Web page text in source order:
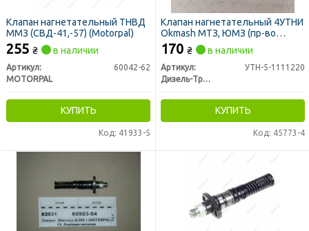
Клапан нагнетательный ТНВД
ММЗ (СВД-41,-57) (Motorpal)
255 ₴ в наличии
Артикул:
60042-62
MOTORPAL
КУПИТЬ
Код: 41933-5
Клапан нагнетательный 4УТНИ
Okmash МТЗ, ЮМЗ (пр-во
Украина)
170 ₴ в наличии
Артикул:
УТН-5-1111220
Дизель-Транс
КУПИТЬ
Код: 45773-4